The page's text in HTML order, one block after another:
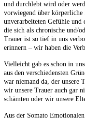
und durchlebt wird oder
vorwiegend über
unverarbeiteten Gefühle und
die sich als chronische und/
Trauer ist so tief in uns
erinnern – wir haben die
Vielleicht gab es schon in
aus den verschiedensten
war niemand da, der unsere
wir unsere Trauer auch gar
schämten oder wir unsere
Aus der Somato